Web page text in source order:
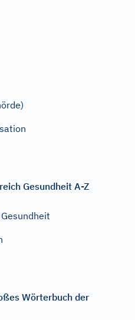
Gesundheit A-Z
Wörterbuch der